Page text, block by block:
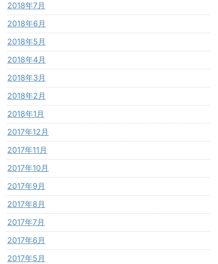
2018年7月
2018年6月
2018年5月
2018年4月
2018年3月
2018年2月
2018年1月
2017年12月
2017年11月
2017年10月
2017年9月
2017年8月
2017年7月
2017年6月
2017年5月